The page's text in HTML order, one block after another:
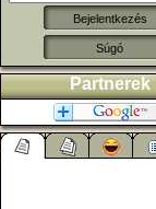
Súgó
Partnerek